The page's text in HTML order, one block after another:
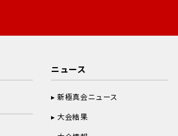
ニュース
新極真会ニュース
大会結果